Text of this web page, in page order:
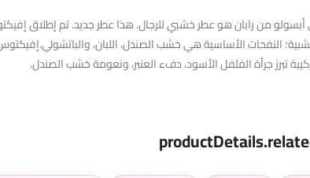
تبرز جرأة الفلفل الأسود، دفء العنبر، ونعومة خشب الصندل.